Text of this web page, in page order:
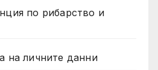
по рибарство и
на личните данни